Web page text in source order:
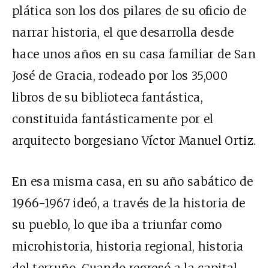
plática son los dos pilares de su oficio de
narrar historia, el que desarrolla desde
hace unos años en su casa familiar de San
José de Gracia, rodeado por los 35,000
libros de su biblioteca fantástica,
constituida fantásticamente por el
arquitecto borgesiano Víctor Manuel Ortiz.
En esa misma casa, en su año sabático de
1966-1967 ideó, a través de la historia de
su pueblo, lo que iba a triunfar como
microhistoria, historia regional, historia